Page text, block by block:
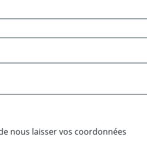
nous laisser vos coordonnées